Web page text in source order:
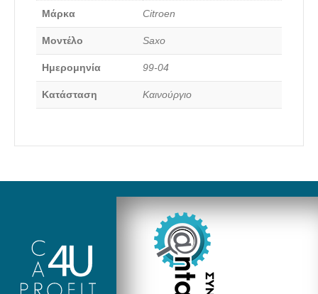
Μάρκα Citroen
Μοντέλο Saxo
Ημερομηνία 99-04
Κατάσταση Καινούργιο
Καινούργια Ανταλλακτικά
Αναζήτηση